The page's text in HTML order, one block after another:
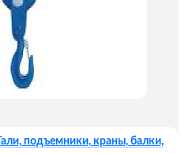
Тали, подъемники, краны, балки,